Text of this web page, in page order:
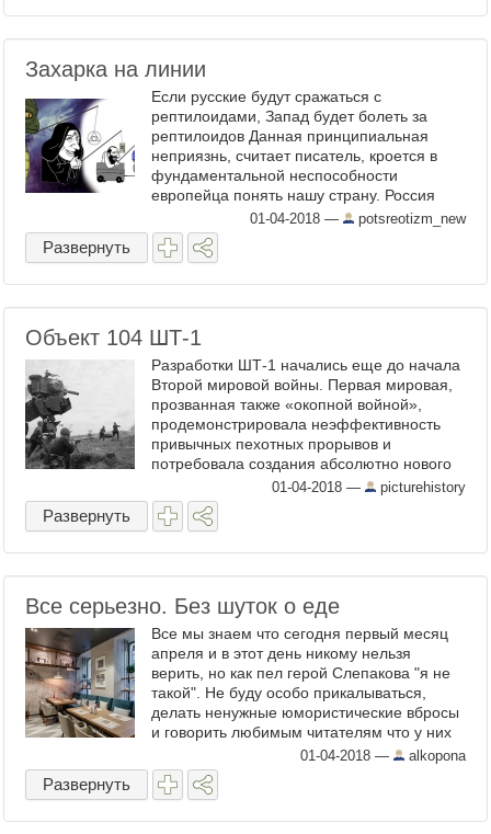
Захарка на линии
Если русские будут сражаться с
рептилоидами, Запад будет болеть за
рептилоидов Данная принципиальная
неприязнь, считает писатель, кроется в
фундаментальной неспособности
европейца понять нашу страну. Россия
является для него землей контрастов. С
одной стороны, Россия непобедима в бою,
с ...
01-04-2018 — potsreotizm_new
Развернуть
Объект 104 ШТ-1
Разработки ШТ-1 начались еще до начала
Второй мировой войны. Первая мировая,
прозванная также «окопной войной»,
продемонстрировала неэффективность
привычных пехотных прорывов и
потребовала создания абсолютно нового
типа наземной техники, способной без
труда пересекать перепаханные ...
01-04-2018 — picturehistory
Развернуть
Все серьезно. Без шуток о еде
Все мы знаем что сегодня первый месяц
апреля и в этот день никому нельзя
верить, но как пел герой Слепакова "я не
такой". Не буду особо прикалываться,
делать ненужные юмористические вбросы
и говорить любимым читателям что у них
белая спина. Думаю сегодня и без меня
вам различных ...
01-04-2018 — alkopona
Развернуть